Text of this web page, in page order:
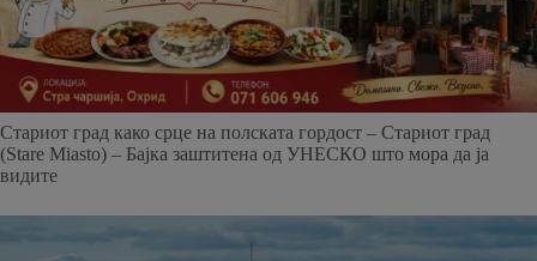
Стариот град како срце на полската гордост – Стариот град
(Stare Miasto) – Бајка заштитена од УНЕСКО што мора да ја
видите